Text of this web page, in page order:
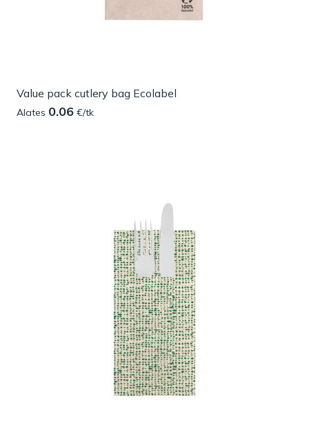
Value pack cutlery bag Ecolabel
Alates 0.06 €/tk